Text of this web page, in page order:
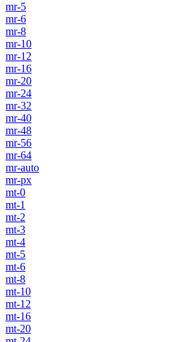
mr-5
mr-6
mr-8
mr-10
mr-12
mr-16
mr-20
mr-24
mr-32
mr-40
mr-48
mr-56
mr-64
mr-auto
mr-px
mt-0
mt-1
mt-2
mt-3
mt-4
mt-5
mt-6
mt-8
mt-10
mt-12
mt-16
mt-20